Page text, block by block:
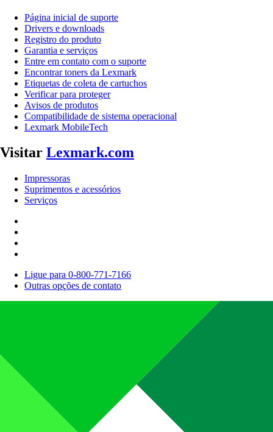
Página inicial de suporte
Drivers e downloads
Registro do produto
Garantia e serviços
Entre em contato com o suporte
Encontrar toners da Lexmark
Etiquetas de coleta de cartuchos
Verificar para proteger
Avisos de produtos
Compatibilidade de sistema operacional
Lexmark MobileTech
Visitar Lexmark.com
Impressoras
Suprimentos e acessórios
Serviços
Ligue para 0-800-771-7166
Outras opções de contato